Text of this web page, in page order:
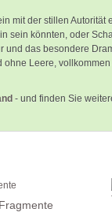
mit der stillen Autorität
sein könnten, oder
und das besondere
Leere,
- und finden Sie